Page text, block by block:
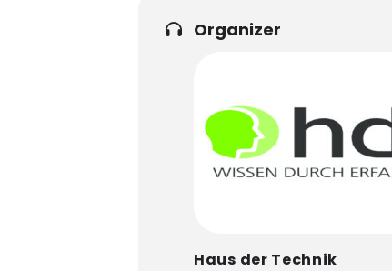
Organizer
Haus der Technik